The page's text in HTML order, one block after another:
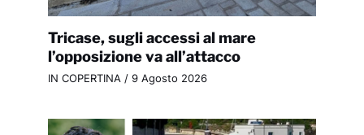
Tricase, sugli accessi al mare
l’opposizione va all’attacco
IN COPERTINA / 9 Agosto 2026